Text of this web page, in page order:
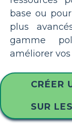
base ou
plus
gamme
améliorer
CRÉER
SUR